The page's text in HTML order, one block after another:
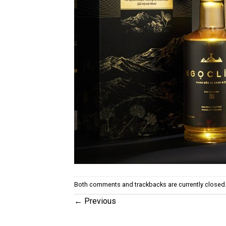
Both comments and trackbacks are currently closed.
← Previous